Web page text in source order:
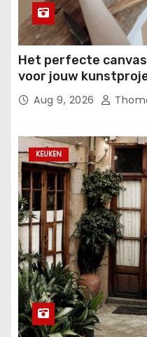
Het perfecte
voor jouw
Aug 9, 2026
KEUKEN